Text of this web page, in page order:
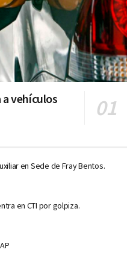
vehículos
en Sede de Fray Bentos.
en CTI por golpiza.